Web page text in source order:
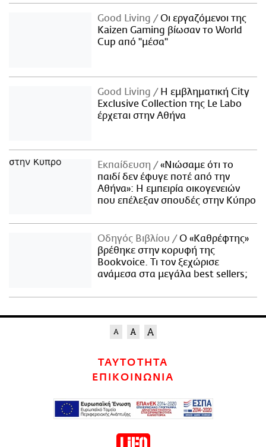
Good Living
Οι εργαζόμενοι της
Kaizen Gaming βίωσαν το World
Cup από "μέσα"
Good Living
Η εμβληματική City
Exclusive Collection της Le Labo
έρχεται στην Αθήνα
Εκπαίδευση
«Νιώσαμε ότι το
παιδί δεν έφυγε ποτέ από την
Αθήνα»: Η εμπειρία οικογενειών
που επέλεξαν σπουδές στην Κύπρο
Οδηγός Βιβλίου
Ο «Καθρέφτης»
βρέθηκε στην κορυφή της
Bookvoice. Τι τον ξεχώρισε
ανάμεσα στα μεγάλα best sellers;
ΤΑΥΤΟΤΗΤΑ
ΕΠΙΚΟΙΝΩΝΙΑ